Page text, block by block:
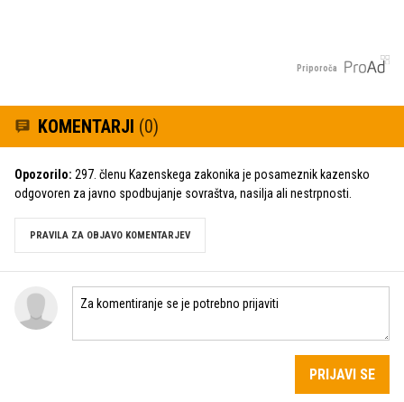
Priporoča
KOMENTARJI (0)
Opozorilo: 297. členu Kazenskega zakonika je posameznik kazensko
odgovoren za javno spodbujanje sovraštva, nasilja ali nestrpnosti.
PRAVILA ZA OBJAVO KOMENTARJEV
PRIJAVI SE